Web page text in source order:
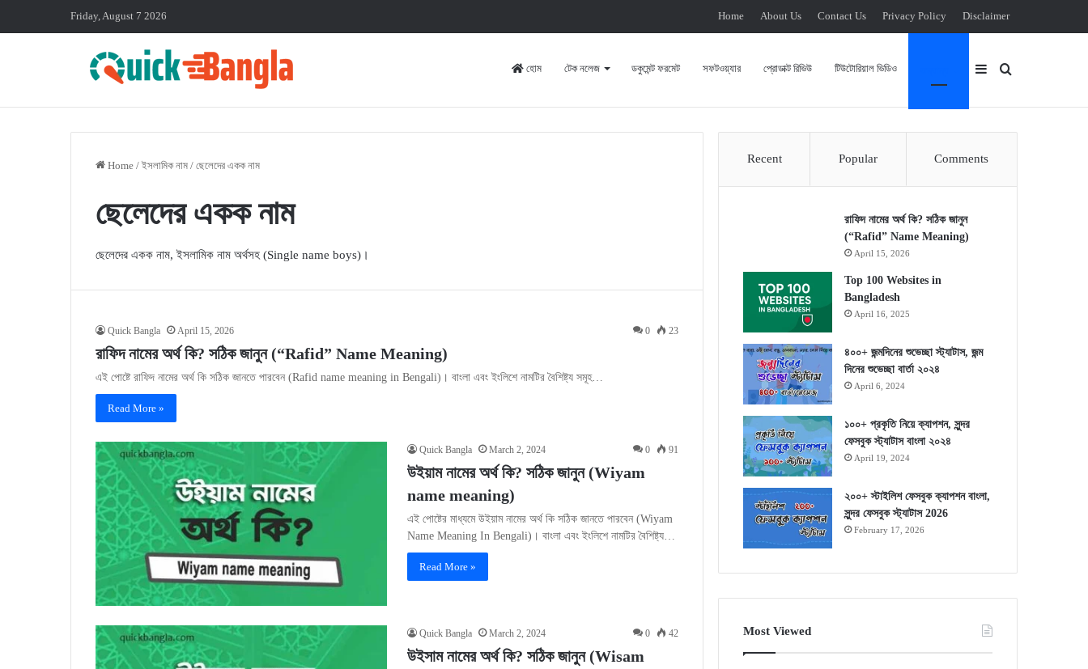
Friday, August 7 2026 Home About Us Contact Us Privacy Policy Disclaimer
হোম টেক নলেজ ডকুমেন্ট ফরমেট সফটওয়্যার প্রোডাক্ট রিভিউ টিউটোরিয়াল ভিডিও Sidebar
Home / ইসলামিক নাম / ছেলেদের একক নাম
ছেলেদের একক নাম
ছেলেদের একক নাম, ইসলামিক নাম অর্থসহ (Single name boys)।
Quick Bangla April 15, 2026 0 23
রাফিদ নামের অর্থ কি? সঠিক জানুন (“Rafid” Name Meaning)
এই পোষ্টে রাফিদ নামের অর্থ কি সঠিক জানতে পারবেন (Rafid name meaning in Bengali)। বাংলা এবং ইংলিশে নামটির বৈশিষ্ট্য সমূহ…
Read More »
Quick Bangla March 2, 2024 0 91
উইয়াম নামের অর্থ কি? সঠিক জানুন (Wiyam
name meaning)
এই পোষ্টের মাধ্যমে উইয়াম নামের অর্থ কি সঠিক জানতে পারবেন (Wiyam
Name Meaning In Bengali)। বাংলা এবং ইংলিশে নামটির বৈশিষ্ট্য…
Read More »
Quick Bangla March 2, 2024 0 42
উইসাম নামের অর্থ কি? সঠিক জানুন (Wisam
Recent Popular Comments
রাফিদ নামের অর্থ কি? সঠিক জানুন
(“Rafid” Name Meaning)
April 15, 2026
Top 100 Websites in
Bangladesh
April 16, 2025
৪০০+ জন্মদিনের শুভেচ্ছা স্ট্যাটাস, জন্ম
দিনের শুভেচ্ছা বার্তা ২০২৪
April 6, 2024
১০০+ প্রকৃতি নিয়ে ক্যাপশন, সুন্দর
ফেসবুক স্ট্যাটাস বাংলা ২০২৪
April 19, 2024
২০০+ স্টাইলিশ ফেসবুক ক্যাপশন বাংলা,
সুন্দর ফেসবুক স্ট্যাটাস 2026
February 17, 2026
Most Viewed